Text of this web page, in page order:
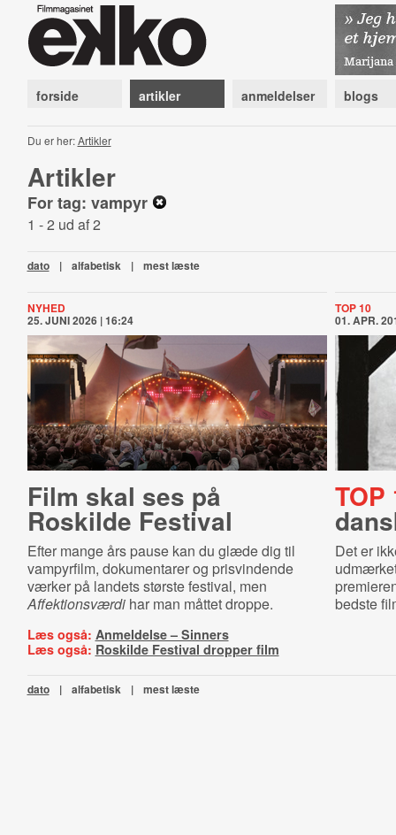
forside artikler anmeldelser blogs
Du er her:Artikler
Artikler
For tag: vampyr
1 - 2 ud af 2
dato | alfabetisk | mest læste
NYHED
25. JUNI 2026 | 16:24
Film skal ses på
Roskilde Festival
Efter mange års pause kan du glæde dig til
vampyrfilm, dokumentarer og prisvindende
værker på landets største festival, men
Affektionsværdihar man måttet droppe.
Læs også: Anmeldelse – Sinners
Læs også: Roskilde Festival dropper film
TOP 10
01. APR.
Det er
bedste
dato | alfabetisk | mest læste